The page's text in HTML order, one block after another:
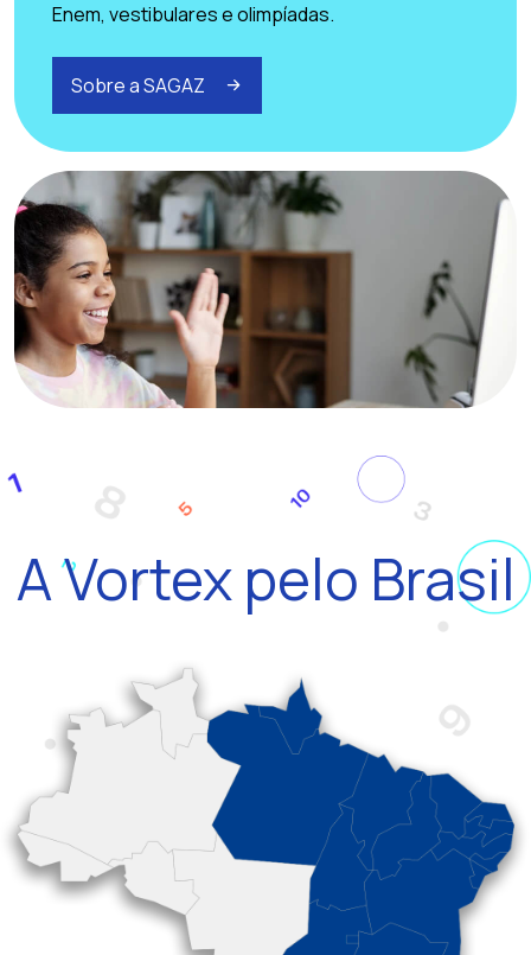
Enem, vestibulares e olimpíadas.
Sobre a SAGAZ
A Vortex pelo Brasil